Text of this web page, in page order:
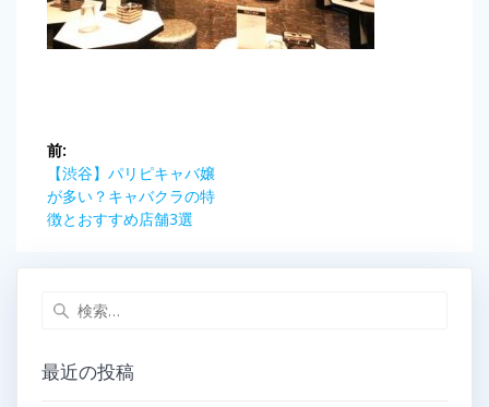
投
稿
ナ
ゲ
ー
前:
前
の
記
【渋谷】パリピキャバ嬢
が多い？キャバクラの特
徴とおすすめ店舗3選
検
最近の投稿